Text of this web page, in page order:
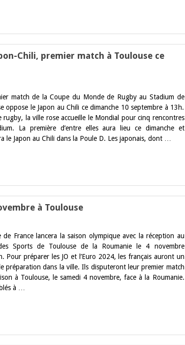
Chili, premier match à Toulouse ce
Japon-
match de la Coupe du Monde de Rugby au Stadium de
oppose le Japon au Chili ce dimanche 10 septembre à 13h.
rugby, la ville rose accueille le Mondial pour cinq rencontres
La première d’entre elles aura lieu ce dimanche et
le Japon au Chili dans la Poule D. Les japonais, dont …
à Toulouse
de
de France lancera la saison olympique avec la réception au
Sports de Toulouse de la Roumanie le 4 novembre
Pour préparer les JO et l’Euro 2024, les français auront un
préparation dans la ville. Ils disputeront leur premier match
à Toulouse, le samedi 4 novembre, face à la Roumanie.
à …